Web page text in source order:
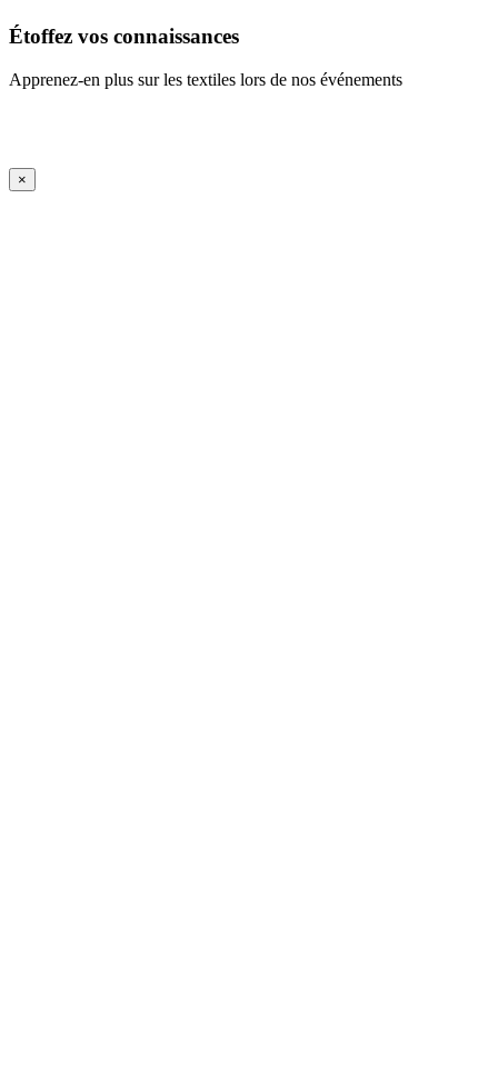
Étoffez vos connaissances
Apprenez-en plus sur les textiles lors de nos événements
iFrame Title
×